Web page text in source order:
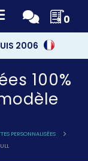
0
2006
100%
PERSONNALISÉES